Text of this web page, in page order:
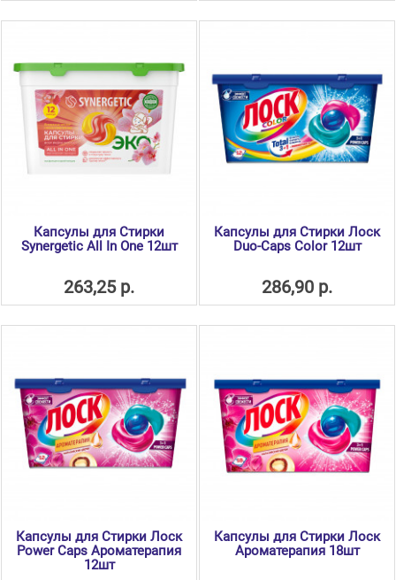
Капсулы для Стирки
Synergetic All In One 12шт
263,25 р.
Капсулы для Стирки Лоск
Duo-Caps Color 12шт
286,90 р.
Капсулы для Стирки Лоск
Power Caps Ароматерапия
12шт
Капсулы для Стирки Лоск
Ароматерапия 18шт